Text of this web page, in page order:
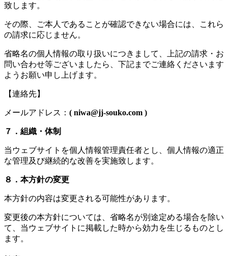
致します。
その際、ご本人であることが確認できない場合には、これら
の請求に応じません。
省略名の個人情報の取り扱いにつきまして、上記の請求・お
問い合わせ等ございましたら、下記までご連絡くださいます
ようお願い申し上げます。
【連絡先】
メールアドレス： ( niwa@jj-souko.com )
７．組織・体制
当ウェブサイトを個人情報管理責任者とし、個人情報の適正
な管理及び継続的な改善を実施致します。
８．本方針の変更
本方針の内容は変更される可能性があります。
変更後の本方針については、省略名が別途定める場合を除い
て、当ウェブサイトに掲載した時から効力を生じるものとし
ます。